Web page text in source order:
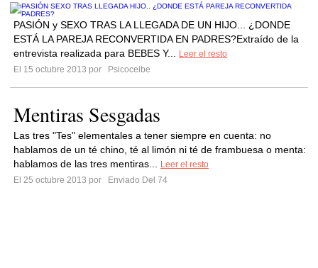
PASIÓN y SEXO TRAS LA LLEGADA DE UN HIJO... ¿DONDE
ESTÁ LA PAREJA RECONVERTIDA EN PADRES?Extraído de la
entrevista realizada para BEBES Y...
Leer el resto
El 15 octubre 2013 por
Psicoceibe
Mentiras Sesgadas
Las tres "Tes" elementales a tener siempre en cuenta: no
hablamos de un té chino, té al limón ni té de frambuesa o menta:
hablamos de las tres mentiras...
Leer el resto
El 25 octubre 2013 por
Enviado Del 74